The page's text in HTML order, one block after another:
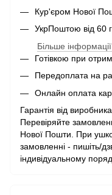
Кур'єром Нової
УкрПоштою від 60
Більше
Готівкою при
Передоплата на
Онлайн оплата
Гарантія від
Перевіряйте
Нової Пошти. При
замовленні - пишіть/
індивідуальному